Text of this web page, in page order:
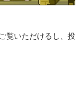
覧いただけるし、投